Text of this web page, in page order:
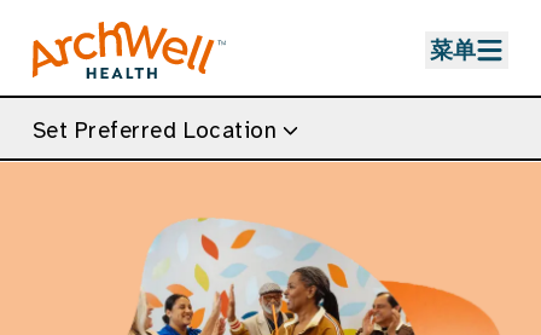
菜单
Set Preferred Location